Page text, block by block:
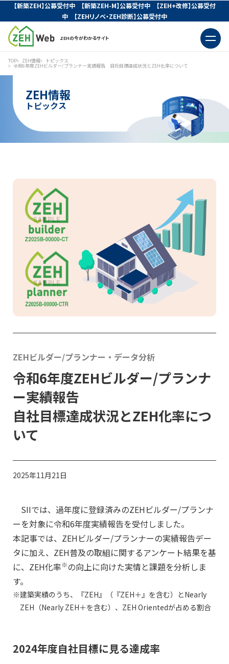
【新築ZEH】公募受付中 【新築ZEH-M】公募受付中 【ZEH+改修】公募受付
中 【ZEHリノベ・ZEH診断】公募受付中
ZEHの今がわかるサイト
TOP ZEH情報 トピックス
令和6年度ZEHビルダー/プランナー実績報告 自社目標達成状況とZEH化率について
ZEH情報
トピックス
ZEHビルダー/プランナー・データ分析
令和6年度ZEHビルダー/プランナ
ー実績報告
自社目標達成状況とZEH化率につ
いて
2025年11月21日
SIIでは、過年度に登録済みのZEHビルダー/プランナ
ーを対象に令和6年度実績報告を受付しました。
本記事では、ZEHビルダー/プランナーの実績報告デー
タに加え、ZEH普及の取組に関するアンケート結果を基
に、ZEH化率※の向上に向けた実情と課題を分析しま
す。
建築実績のうち、『ZEH』（『ZEH＋』を含む）とNearly
ZEH（Nearly ZEH＋を含む）、ZEH Orientedが占める割合
2024年度自社目標に見る達成率